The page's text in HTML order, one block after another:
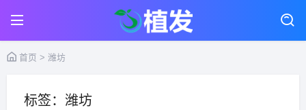
首页 > 潍坊
标签：潍坊